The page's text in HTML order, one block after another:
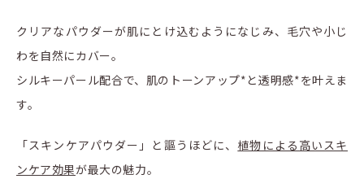
クリアなパウダーが肌にとけ込むようになじみ、毛穴や小じ
わを自然にカバー。
シルキーパール配合で、肌のトーンアップ*と透明感*を叶えま
す。
「スキンケアパウダー」と謳うほどに、 植物による高いスキ
ンケア効果が最大の魅力。